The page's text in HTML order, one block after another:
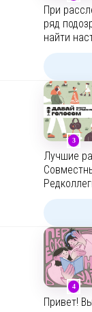
При
ряд
найти
найти
3
Лучшие
https://
4
Привет!